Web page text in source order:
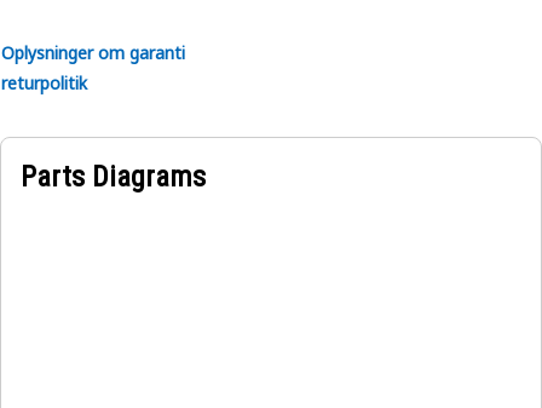
Oplysninger om garanti
returpolitik
Parts Diagrams